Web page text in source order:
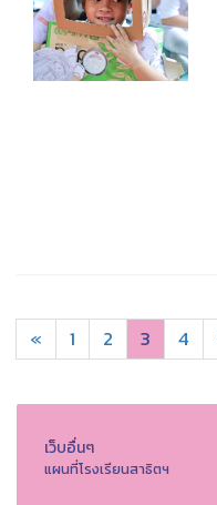
« 1 2 3 4
เว็บอื่นๆ
แผนที่โรงเรียนสาธิตฯ